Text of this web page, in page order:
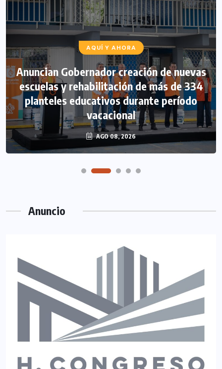
AQUÍ Y AHORA
Anuncian Gobernador creación de nuevas
escuelas y rehabilitación de más de 334
planteles educativos durante período
vacacional
AGO 08, 2026
Anuncio